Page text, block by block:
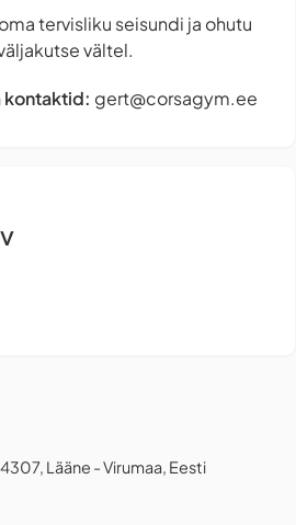
tervisliku seisundi ja ohutu
vältel.
kontaktid: gert@corsagym.ee
Lääne - Virumaa, Eesti